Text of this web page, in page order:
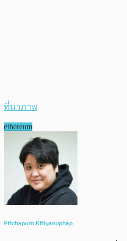
ที่มาภาพ
ethereum
Pitchaporn Kitiyanuphap